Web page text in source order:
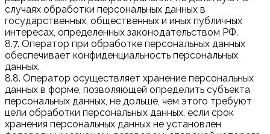
случаях обработки персональных данных в
государственных, общественных и иных публичных
интересах, определенных законодательством РФ.
8.7. Оператор при обработке персональных данных
обеспечивает конфиденциальность персональных
данных.
8.8. Оператор осуществляет хранение персональных
данных в форме, позволяющей определить субъекта
персональных данных, не дольше, чем этого требуют
цели обработки персональных данных, если срок
хранения персональных данных не установлен